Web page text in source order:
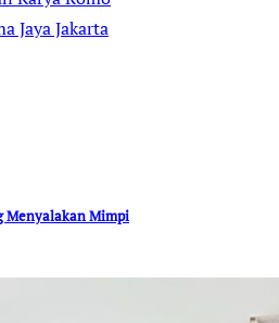
Jaya Jakarta
Menyalakan Mimpi